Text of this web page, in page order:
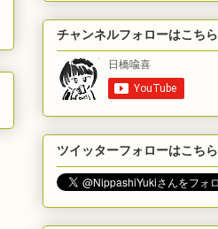
チャンネルフォローはこちら
ツイッターフォローはこちら